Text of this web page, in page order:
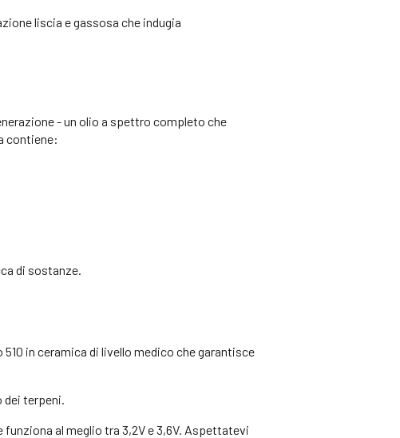
liscia e gassosa che indugia
- un olio a spettro completo che
contiene:
di sostanze.
in ceramica di livello medico che garantisce
terpeni.
al meglio tra 3,2V e 3,6V. Aspettatevi